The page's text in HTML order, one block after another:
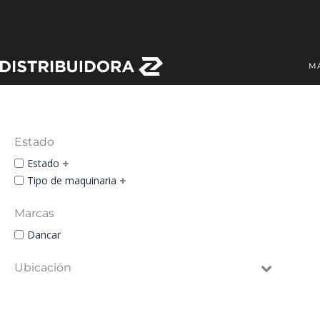
Estado
Estado
Tipo de maquinaria
Marcas
Dancar
Ubicación